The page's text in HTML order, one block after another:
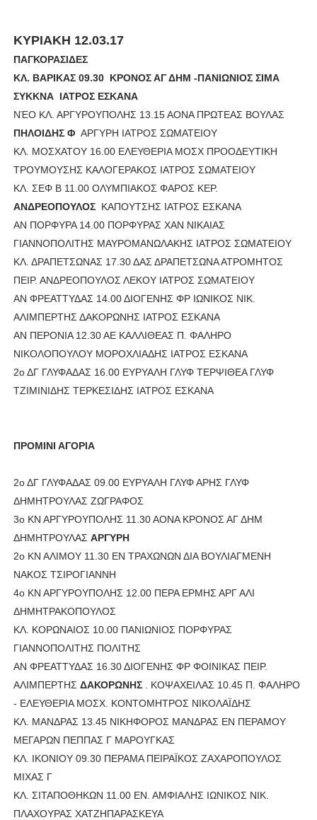
ΚΥΡΙΑΚΗ 12.03.17
ΠΑΓΚΟΡΑΣΙΔΕΣ
ΚΛ. ΒΑΡΙΚΑΣ 09.30 ΚΡΟΝΟΣ ΑΓ ΔΗΜ -ΠΑΝΙΩΝΙΟΣ ΣΙΜΑ
ΣΥΚΚΝΑ ΙΑΤΡΟΣ ΕΣΚΑΝΑ
ΝΈΟ ΚΛ. ΑΡΓΥΡΟΥΠΟΛΗΣ 13.15 ΑΟΝΑ ΠΡΩΤΕΑΣ ΒΟΥΛΑΣ
ΠΗΛΟΙΔΗΣ Φ ΑΡΓΥΡΗ ΙΑΤΡΟΣ ΣΩΜΑΤΕΙΟΥ
ΚΛ. ΜΟΣΧΑΤΟΥ 16.00 ΕΛΕΥΘΕΡΙΑ ΜΟΣΧ ΠΡΟΟΔΕΥΤΙΚΗ
ΤΡΟΥΜΟΥΣΗΣ ΚΑΛΟΓΕΡΑΚΟΣ ΙΑΤΡΟΣ ΣΩΜΑΤΕΙΟΥ
ΚΛ. ΣΕΦ Β 11.00 ΟΛΥΜΠΙΑΚΟΣ ΦΑΡΟΣ ΚΕΡ.
ΑΝΔΡΕΟΠΟΥΛΟΣ KAΠΟΥΤΣΗΣ ΙΑΤΡΟΣ ΕΣΚΑΝΑ
ΑΝ ΠΟΡΦΥΡΑ 14.00 ΠΟΡΦΥΡΑΣ ΧΑΝ ΝΙΚΑΙΑΣ
ΓΙΑΝΝΟΠΟΛΙΤΗΣ ΜΑΥΡΟΜΑΝΩΛΑΚΗΣ ΙΑΤΡΟΣ ΣΩΜΑΤΕΙΟΥ
ΚΛ. ΔΡΑΠΕΤΣΩΝΑΣ 17.30 ΔΑΣ ΔΡΑΠΕΤΣΩΝΑ ΑΤΡΟΜΗΤΟΣ
ΠΕΙΡ. ΑΝΔΡΕΟΠΟΥΛΟΣ ΛΕΚΟΥ ΙΑΤΡΟΣ ΣΩΜΑΤΕΙΟΥ
ΑΝ ΦΡΕΑΤΤΥΔΑΣ 14.00 ΔΙΟΓΕΝΗΣ ΦΡ ΙΩΝΙΚΟΣ ΝΙΚ.
ΑΛΙΜΠΕΡΤΗΣ ΔΑΚΟΡΩΝΗΣ ΙΑΤΡΟΣ ΕΣΚΑΝΑ
ΑΝ ΠΕΡΟΝΙΑ 12.30 ΑΕ ΚΑΛΛΙΘΕΑΣ Π. ΦΑΛΗΡΟ
ΝΙΚΟΛΟΠΟΥΛΟΥ ΜΟΡΟΧΛΙΑΔΗΣ ΙΑΤΡΟΣ ΕΣΚΑΝΑ
2ο ΔΓ ΓΛΥΦΑΔΑΣ 16.00 ΕΥΡΥΑΛΗ ΓΛΥΦ ΤΕΡΨΙΘΕΑ ΓΛΥΦ
ΤΖΙΜΙΝΙΔΗΣ ΤΕΡΚΕΣΙΔΗΣ ΙΑΤΡΟΣ ΕΣΚΑΝΑ
ΠΡΟΜΙΝΙ ΑΓΟΡΙΑ
2ο ΔΓ ΓΛΥΦΑΔΑΣ 09.00 ΕΥΡΥΑΛΗ ΓΛΥΦ ΑΡΗΣ ΓΛΥΦ
ΔΗΜΗΤΡΟΥΛΑΣ ΖΩΓΡΑΦΟΣ
3ο ΚΝ ΑΡΓΥΡΟΥΠΟΛΗΣ 11.30 ΑΟΝΑ ΚΡΟΝΟΣ ΑΓ ΔΗΜ
ΔΗΜΗΤΡΟΥΛΑΣ ΑΡΓΥΡΗ
2ο ΚΝ ΑΛΙΜΟΥ 11.30 ΕΝ ΤΡΑΧΩΝΩΝ ΔΙΑ ΒΟΥΛΙΑΓΜΕΝΗ
ΝΑΚΟΣ ΤΣΙΡΟΓΙΑΝΝΗ
4ο ΚΝ ΑΡΓΥΡΟΥΠΟΛΗΣ 12.00 ΠΕΡΑ ΕΡΜΗΣ ΑΡΓ ΑΛΙ
ΔΗΜΗΤΡΑΚΟΠΟΥΛΟΣ
ΚΛ. ΚΟΡΩΝΑΙΟΣ 10.00 ΠΑΝΙΩΝΙΟΣ ΠΟΡΦΥΡΑΣ
ΓΙΑΝΝΟΠΟΛΙΤΗΣ ΠΟΛΙΤΗΣ
ΑΝ ΦΡΕΑΤΤΥΔΑΣ 16.30 ΔΙΟΓΕΝΗΣ ΦΡ ΦΟΙΝΙΚΑΣ ΠΕΙΡ.
ΑΛΙΜΠΕΡΤΗΣ ΔΑΚΟΡΩΝΗΣ
. ΚΟΨΑΧΕΙΛΑΣ 10.45 Π. ΦΑΛΗΡΟ
- ΕΛΕΥΘΕΡΙΑ ΜΟΣΧ. ΚΟΝΤΟΜΗΤΡΟΣ ΝΙΚΟΛΑΪΔΗΣ
ΚΛ. ΜΑΝΔΡΑΣ 13.45 ΝΙΚΗΦΟΡΟΣ ΜΑΝΔΡΑΣ ΕΝ ΠΕΡΑΜΟΥ
ΜΕΓΑΡΩΝ ΠΕΠΠΑΣ Γ ΜΑΡΟΥΓΚΑΣ
ΚΛ. ΙΚΟΝΙΟΥ 09.30 ΠΕΡΑΜΑ ΠΕΙΡΑΪΚΟΣ ΖΑΧΑΡΟΠΟΥΛΟΣ
ΜΙΧΑΣ Γ
ΚΛ. ΣΙΤΑΠΟΘΗΚΩΝ 11.00 ΕΝ. ΑΜΦΙΑΛΗΣ ΙΩΝΙΚΟΣ ΝΙΚ.
ΠΛΑΧΟΥΡΑΣ ΧΑΤΖΗΠΑΡΑΣΚΕΥΑ